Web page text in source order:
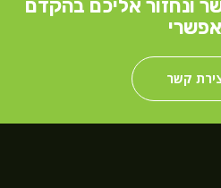
ונחזור אליכם בהקדם
קשר